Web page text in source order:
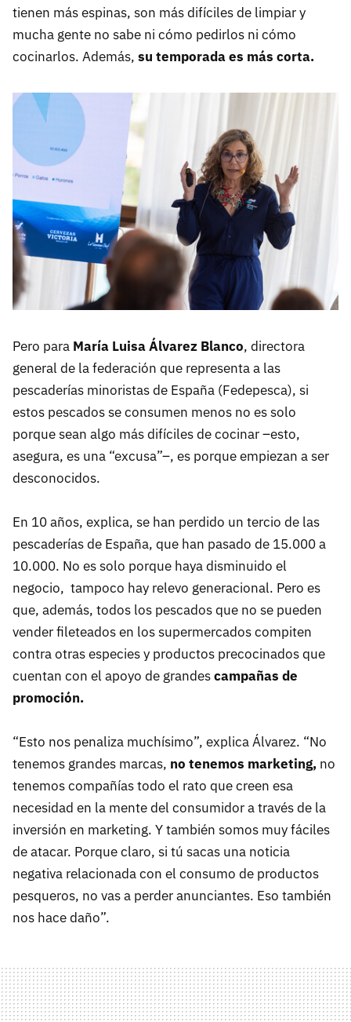
tienen más espinas, son más difíciles de limpiar y
mucha gente no sabe ni cómo pedirlos ni cómo
cocinarlos. Además, su temporada es más corta.
Pero para María Luisa Álvarez Blanco, directora
general de la federación que representa a las
pescaderías minoristas de España (Fedepesca), si
estos pescados se consumen menos no es solo
porque sean algo más difíciles de cocinar –esto,
asegura, es una “excusa”–, es porque empiezan a ser
desconocidos.
En 10 años, explica, se han perdido un tercio de las
pescaderías de España, que han pasado de 15.000 a
10.000. No es solo porque haya disminuido el
negocio, tampoco hay relevo generacional. Pero es
que, además, todos los pescados que no se pueden
vender fileteados en los supermercados compiten
contra otras especies y productos precocinados que
cuentan con el apoyo de grandescampañas de
promoción.
“Esto nos penaliza muchísimo”, explica Álvarez. “No
tenemos grandes marcas, no tenemos marketing, no
tenemos compañías todo el rato que creen esa
necesidad en la mente del consumidor a través de la
inversión en marketing. Y también somos muy fáciles
de atacar. Porque claro, si tú sacas una noticia
negativa relacionada con el consumo de productos
pesqueros, no vas a perder anunciantes. Eso también
nos hace daño”.